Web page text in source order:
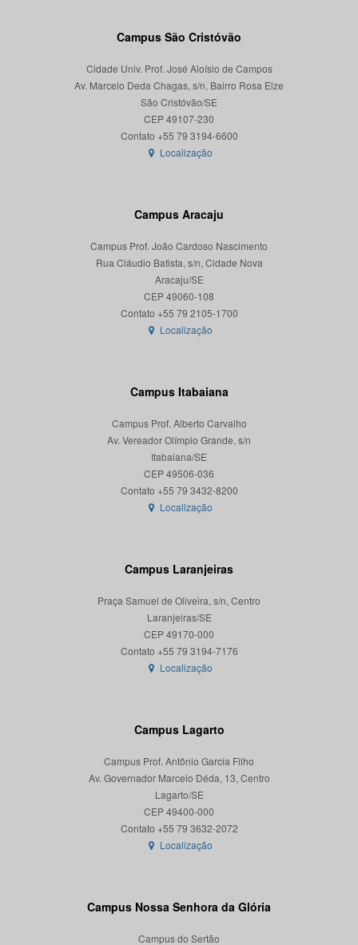
Campus São Cristóvão
Cidade Univ. Prof. José Aloísio de Campos
Av. Marcelo Deda Chagas, s/n, Bairro Rosa Elze
São Cristóvão/SE
CEP 49107-230
Localização
Campus Aracaju
Campus Prof. João Cardoso Nascimento
Rua Cláudio Batista, s/n, Cidade Nova
Aracaju/SE
CEP 49060-108
Localização
Campus Itabaiana
Campus Prof. Alberto Carvalho
Av. Vereador Olímpio Grande, s/n
Itabaiana/SE
CEP 49506-036
Localização
Campus Laranjeiras
Praça Samuel de Oliveira, s/n, Centro
Laranjeiras/SE
CEP 49170-000
Localização
Campus Lagarto
Campus Prof. Antônio Garcia Filho
Av. Governador Marcelo Déda, 13, Centro
Lagarto/SE
CEP 49400-000
Localização
Campus Nossa Senhora da Glória
Campus do Sertão